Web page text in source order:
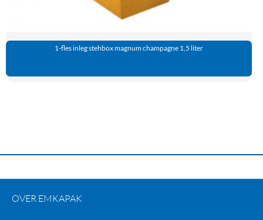
1-fles inleg stehbox magnum champagne 1,5 liter
OVER EMKAPAK